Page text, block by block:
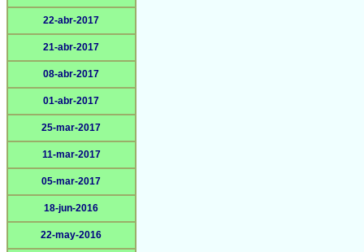
22-abr-2017
21-abr-2017
08-abr-2017
01-abr-2017
25-mar-2017
11-mar-2017
05-mar-2017
18-jun-2016
22-may-2016